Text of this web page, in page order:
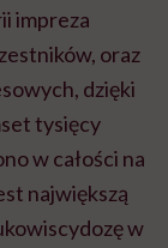
impreza
oraz
dzięki
tysięcy
w całości na
największą
w